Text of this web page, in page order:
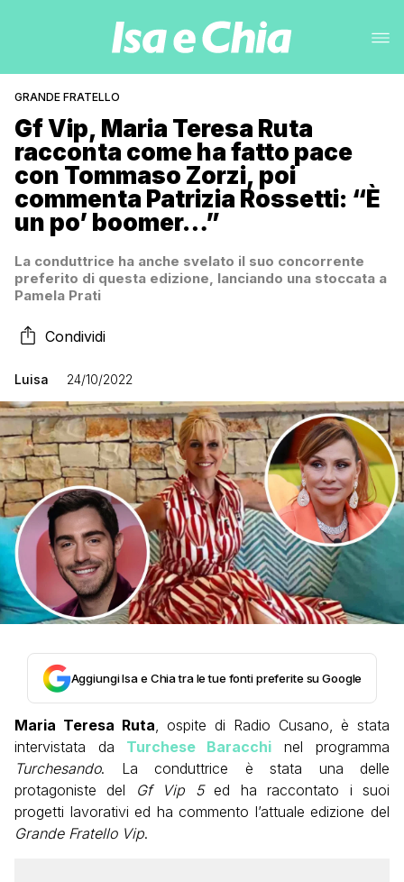
GRANDE FRATELLO
Gf Vip, Maria Teresa Ruta
racconta come ha fatto pace
con Tommaso Zorzi, poi
commenta Patrizia Rossetti: “È
un po’ boomer…”
La conduttrice ha anche svelato il suo concorrente
preferito di questa edizione, lanciando una stoccata a
Pamela Prati
Condividi
Luisa 24/10/2022
Aggiungi Isa e Chia tra le tue fonti preferite su Google
Maria Teresa Ruta, ospite di Radio Cusano, è stata
intervistata da
Turchese Baracchi nel programma
Turchesando. La conduttrice è stata una delle
protagoniste del
Gf Vip 5ed ha raccontato i suoi
progetti lavorativi ed ha commento l’attuale edizione del
Grande Fratello Vip.